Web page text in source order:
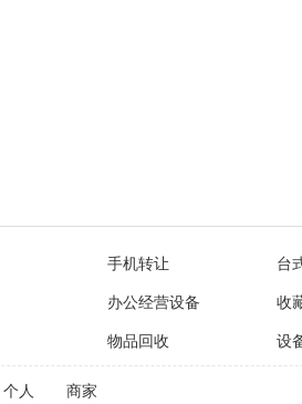
手机转让 台
办公经营设备 收
物品回收 设
个人 商家